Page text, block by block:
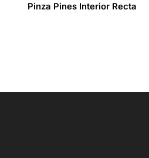
Pinza Pines Interior Recta